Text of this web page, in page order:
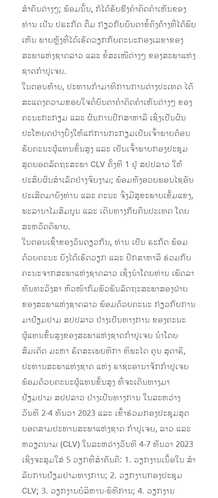
ສໍາຄັນຕ່າງໆ; ພ້ອມນັ້ນ, ກໍໄດ້ຮັບຟັງຄໍາຄິດຄໍາເຫັນຂອງ
ທ່ານ ເປັນ ປຣະກັດ ຕື່ມ ກ່ຽວກັບບັນດາຂໍ້ຄົງຄ້າງທີ່ໄດ້ພົບ
ເຫັນ ພາຍຫຼັງທີ່ໄດ້ເຮັດວຽກກັບຄະນະກອງເລຂາຂອງ
ສະພາແຫ່ງຊາດລາວ ແລະ ຂໍ້ສະເໜີຕ່າງໆ ຂອງສະພາແຫ່ງ
ຊາດກໍາປູເຈຍ.
ໃນຕອນທ້າຍ, ປະທານກຳມາທິການການຕ່າງປະເທດ ໄດ້
ສະແດງຄວາມຂອບໃຈຕໍ່ບັນດາຄໍາຄິດຄໍາເຫັນຕ່າງໆ ຂອງ
ຄະນະກະກຽມ ແລະ ຜົນການປຶກສາຫາລື ເຊິ່ງເປັນຜົນ
ປະໂຫຍດຢ່າງຍິ່ງໃຫ້ແກ່ການກະກຽມເປັນເຈົ້າພາບຕ້ອນ
ຮັບຄະນະຜູ້ແທນຂັ້ນສູງ ແລະ ເປັນເຈົ້າພາບກອງປະຊຸມ
ສຸດຍອດລັດຖະສະພາ CLV ຄັ້ງທີ 1 ຢູ່ ສປປລາວ ໃຫ້
ປະສົບຜົນສໍາເລັດຢ່າງຈົບງາມ; ພ້ອມທັງອວຍພອນໄຊອັນ
ປະເສີດມາຍັງທ່ານ ແລະ ຄະນະ ຈົ່ງມີສຸຂະພາບເຂັ້ມແຂງ,
ພະລານາໄມສົມບູນ ແລະ ເດີນທາງກັບຄືນປະເທດ ໂດຍ
ສະຫວັດດີພາບ.
ໃນຕອນເຊົ້າຂອງວັນດຽວກັນ, ທ່ານ ເປັນ ຣະກັດ ພ້ອມ
ດ້ວຍຄະນະ ຍັງໄດ້ເຮັດວຽກ ແລະ ປຶກສາຫາລື ຮ່ວມກັບ
ຄະນະຈາກສະພາແຫ່ງຊາດລາວ ເຊິ່ງນຳໂດຍທ່ານ ເພັດລາ
ທັນທະວົງສາ ຫົວໜ້າກົມພັວພັນລັດຖະສະພາສອງຝ່າຍ
ຂອງສະພາແຫ່ງຊາດລາວ ພ້ອມດ້ວຍຄະນະ ກ່ຽວກັບການ
ມາຢ້ຽມຢາມ ສປປລາວ ຢ່າງເປັນທາງການ ຂອງຄະນະ
ຜູ້ແທນຂັ້ນສູງຂອງສະພາແຫ່ງຊາດກໍາປູເຈຍ ນຳໂດຍ
ສົມເດັດ ມະຫາ ຣັດສະເພຍທິກາ ທິພະໄດ ຄູນ ສຸດາຣີ,
ປະທານສະພາແຫ່ງຊາດ ແຫ່ງ ຣາຊະອານາຈັກກຳປູເຈຍ
ພ້ອມດ້ວຍຄະນະຜູ້ແທນຂັ້ນສູງ ທີ່ຈະເດີນທາງມາ
ຢ້ຽມຢາມ ສປປລາວ ຢ່າງເປັນທາງການ ໃນລະຫວ່າງ
ວັນທີ 2-4 ທັນວາ 2023 ແລະ ເຂົ້າຮ່ວມກອງປະຊຸມສຸດ
ຍອດສາມປະທານສະພາແຫ່ງຊາດ ກໍາປູເຈຍ, ລາວ ແລະ
ຫວຽດນາມ (CLV) ໃນລະຫວ່າງວັນທີ 4-7 ທັນວາ 2023
ເຊິ່ງຈະສຸມໃສ່ 5 ວຽກທີ່ສໍາຄັນຄື: 1. ວຽກງານເນື້ອໃນ ສໍາ
ລັບການຢ້ຽມຢາມທາງການ; 2. ວຽກງານກອງປະຊຸມ
CLV; 3. ວຽກງານບໍລິຫານ-ພິທີການ; 4. ວຽກງານ